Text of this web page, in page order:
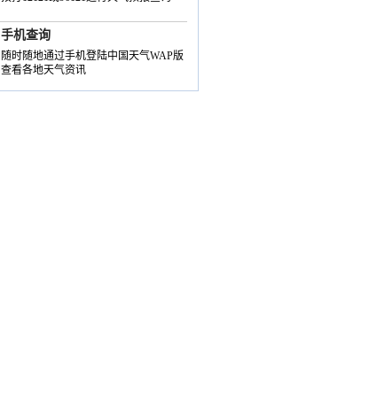
手机查询
随时随地通过手机登陆中国天气WAP版
查看各地天气资讯